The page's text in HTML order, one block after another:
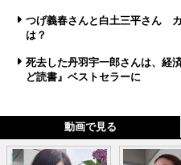
つげ義春さんと白土三平さん
は？
死去した丹羽宇一郎さんは、経
ど読書』ベストセラーに
動画で見る